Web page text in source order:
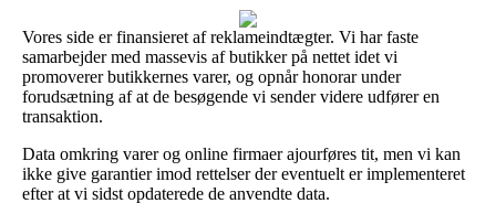
Vores side er finansieret af reklameindtægter. Vi har faste
samarbejder med massevis af butikker på nettet idet vi
promoverer butikkernes varer, og opnår honorar under
forudsætning af at de besøgende vi sender videre udfører en
transaktion.
Data omkring varer og online firmaer ajourføres tit, men vi kan
ikke give garantier imod rettelser der eventuelt er implementeret
efter at vi sidst opdaterede de anvendte data.